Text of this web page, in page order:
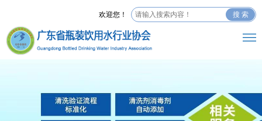
欢迎您！ 搜 索